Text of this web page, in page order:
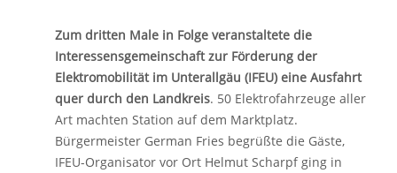
Zum dritten Male in Folge veranstaltete die
Interessensgemeinschaft zur Förderung der
Elektromobilität im Unterallgäu (IFEU) eine Ausfahrt
quer durch den Landkreis. 50 Elektrofahrzeuge aller
Art machten Station auf dem Marktplatz.
Bürgermeister German Fries begrüßte die Gäste,
IFEU-Organisator vor Ort Helmut Scharpf ging in